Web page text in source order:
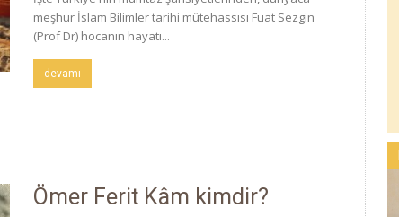
meşhur İslam Bilimler tarihi mütehassısı Fuat Sezgin
(Prof Dr) hocanın hayatı...
devamı
Ömer Ferit Kâm kimdir?